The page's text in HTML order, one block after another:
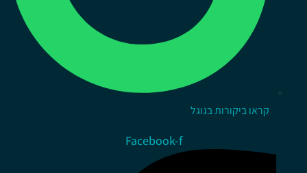
קראו ביקורות בגוגל
Facebook-f